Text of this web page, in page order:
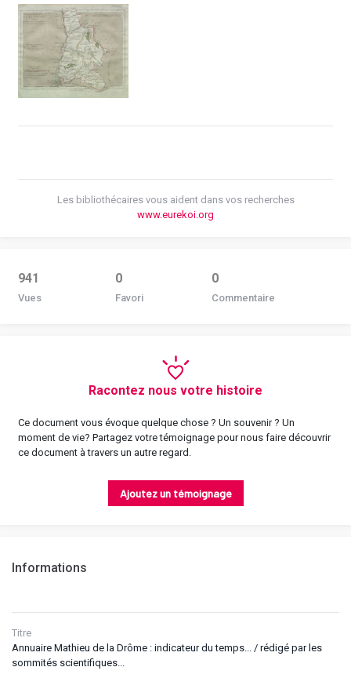
Informations
Titre
Annuaire Mathieu de la Drôme : indicateur du temps... / rédigé par les
sommités scientifiques...
Les bibliothécaires vous aident dans vos recherches
www.eurekoi.org
941
Vues
0
Favori
0
Commentaire
Racontez nous votre histoire
Ce document vous évoque quelque chose ? Un souvenir ? Un
moment de vie? Partagez votre témoignage pour nous faire découvrir
ce document à travers un autre regard.
Ajoutez un témoignage